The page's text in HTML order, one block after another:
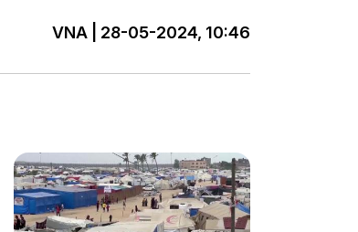
VNA | 28-05-2024, 10:46